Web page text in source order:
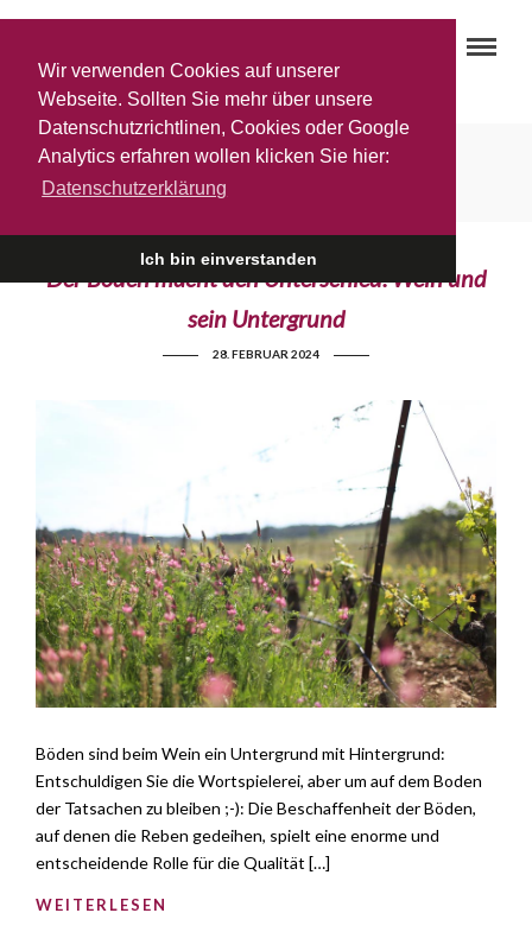
Wir verwenden Cookies auf unserer
Webseite. Sollten Sie mehr über unsere
Datenschutzrichtlinen, Cookies oder Google
Analytics erfahren wollen klicken Sie hier:
Datenschutzerklärung
Ich bin einverstanden
Terroir
Der Boden macht den Unterschied: Wein und
sein Untergrund
28. FEBRUAR 2024
Böden sind beim Wein ein Untergrund mit Hintergrund:
Entschuldigen Sie die Wortspielerei, aber um auf dem Boden
der Tatsachen zu bleiben ;-): Die Beschaffenheit der Böden,
auf denen die Reben gedeihen, spielt eine enorme und
entscheidende Rolle für die Qualität […]
WEITERLESEN